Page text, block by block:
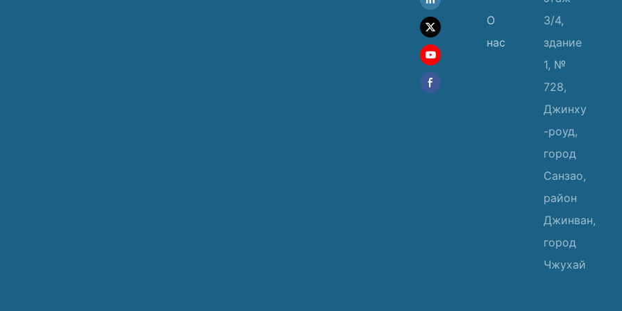
О
нас
3/4,
здание
1, №
728,
Джинху
-роуд,
город
Санзао,
район
Джинван,
город
Чжухай